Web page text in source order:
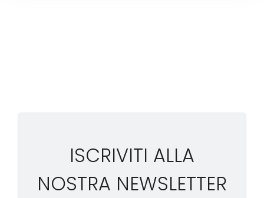
ISCRIVITI ALLA
NOSTRA NEWSLETTER